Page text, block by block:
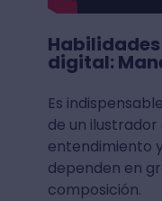
digital:
Es
de un
entendimiento
dependen en
composición.